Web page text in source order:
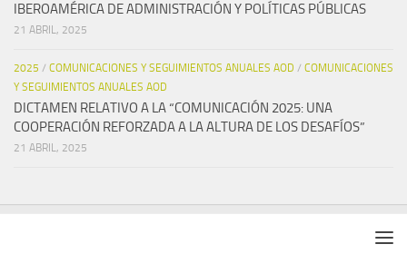
IBEROAMÉRICA DE ADMINISTRACIÓN Y POLÍTICAS PÚBLICAS
21 ABRIL, 2025
2025 / COMUNICACIONES Y SEGUIMIENTOS ANUALES AOD / COMUNICACIONES
Y SEGUIMIENTOS ANUALES AOD
DICTAMEN RELATIVO A LA “COMUNICACIÓN 2025: UNA
COOPERACIÓN REFORZADA A LA ALTURA DE LOS DESAFÍOS”
21 ABRIL, 2025